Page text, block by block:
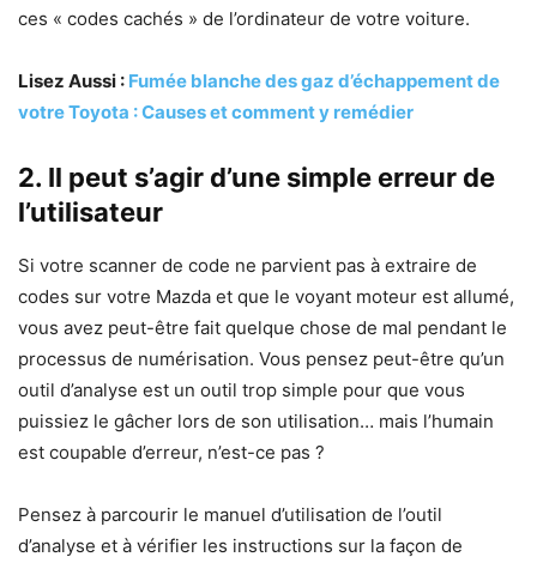
ces « codes cachés » de l’ordinateur de votre voiture.
Lisez Aussi : Fumée blanche des gaz d’échappement de
votre Toyota : Causes et comment y remédier
2. Il peut s’agir d’une simple erreur de
l’utilisateur
Si votre scanner de code ne parvient pas à extraire de
codes sur votre Mazda et que le voyant moteur est allumé,
vous avez peut-être fait quelque chose de mal pendant le
processus de numérisation. Vous pensez peut-être qu’un
outil d’analyse est un outil trop simple pour que vous
puissiez le gâcher lors de son utilisation… mais l’humain
est coupable d’erreur, n’est-ce pas ?
Pensez à parcourir le manuel d’utilisation de l’outil
d’analyse et à vérifier les instructions sur la façon de